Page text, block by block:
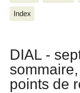
Index
DIAL -
points de